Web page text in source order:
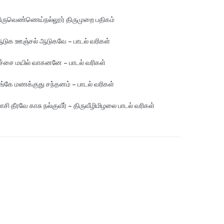
திருமுறை பதிகம்
ஊஞ்சல் ஆடுகவே – பாடல் வரிகள்
மயில் வாகனனே – பாடல் வரிகள்
மண‌க்குது சந்தனம் – பாடல் வரிகள்
தீரவே காசு நல்குவீர் – திருவீழிமிழலை பாடல் வரிகள்